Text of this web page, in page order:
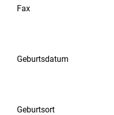
Fax
Geburtsdatum
Geburtsort